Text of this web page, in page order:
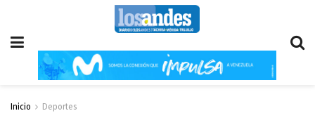
Inicio Deportes